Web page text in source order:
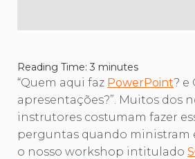
Reading Time: 3 minutes
“Quem aqui faz PowerPoint? e
apresentações?”. Muitos dos
instrutores costumam fazer
perguntas quando ministram
o nosso workshop intitulado